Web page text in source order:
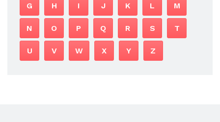
G H I J K L M
N O P Q R S T
U V W X Y Z